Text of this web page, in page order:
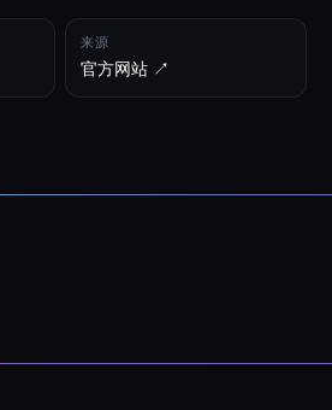
来源
官方网站 ↗︎